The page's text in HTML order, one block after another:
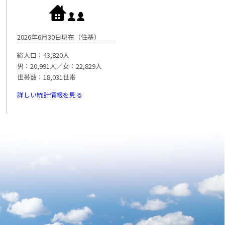
2026年6月30日現在（住基）
総人口：43,820人
男：20,991人／女：22,829人
世帯数：18,031世帯
詳しい統計情報を見る